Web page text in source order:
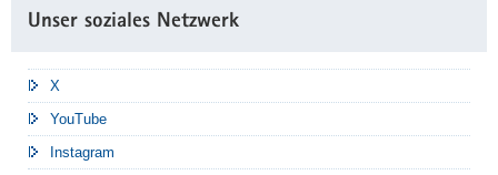
Unser soziales Netzwerk
X
YouTube
Instagram